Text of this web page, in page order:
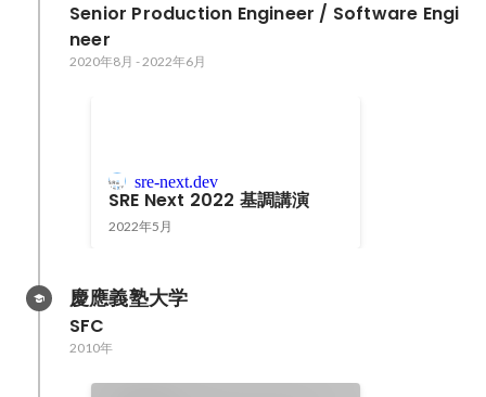
Senior Production Engineer / Software Engi
neer
2020年8月 -2022年6月
sre-next.dev
SRE Next 2022 基調講演
2022年5月
慶應義塾大学
SFC
2010年